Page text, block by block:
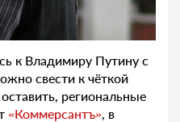
к Владимиру Путину с
свести к чёткой
региональные
«Коммерсантъ» , в